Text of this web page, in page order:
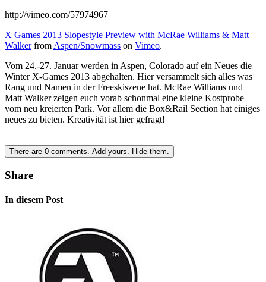
http://vimeo.com/57974967
X Games 2013 Slopestyle Preview with McRae Williams & Matt
Walkerfrom Aspen/Snowmass on Vimeo.
Vom 24.-27. Januar werden in Aspen, Colorado auf ein Neues die
Winter X-Games 2013 abgehalten. Hier versammelt sich alles was
Rang und Namen in der Freeskiszene hat. McRae Williams und
Matt Walker zeigen euch vorab schonmal eine kleine Kostprobe
vom neu kreierten Park. Vor allem die Box&Rail Section hat einiges
neues zu bieten. Kreativität ist hier gefragt!
There are 0 comments. Add yours. Hide them.
Share
In diesem Post